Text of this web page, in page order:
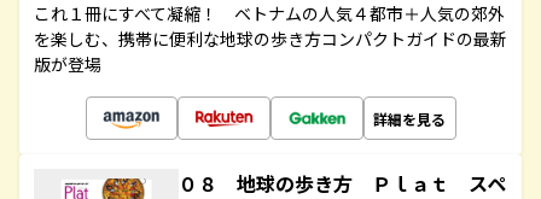
これ１冊にすべて凝縮！ ベトナムの人気４都市＋人気の郊外
を楽しむ、携帯に便利な地球の歩き方コンパクトガイドの最新
版が登場
詳細を見る
０８ 地球の歩き方 Ｐｌａｔ スペ